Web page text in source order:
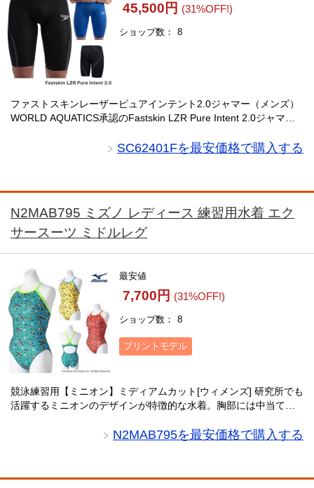
45,500円 (31%OFF!)
ショップ数 8
ファストスキンレーザーピュアインテント2.0ジャマー（メンズ）
WORLD AQUATICS承認のFastskin LZR Pure Intent 2.0ジャマー
SC62401Fを最安価格で購入する
N2MAB795 ミズノ レディース 練習用水着 エク
サースーツ ミドルレグ
最安値
7,700円 (31%OFF!)
ショップ数 8
プリントモデル
競泳練習用【ミニオン】ミディアムカット[ウィメンズ] 研究所でも
活躍するミニオンのデザインが特徴的な水着。胸部には中当て裏
テル100％の塩素に強い素材を使用し、U・・・
N2MAB795を最安価格で購入する